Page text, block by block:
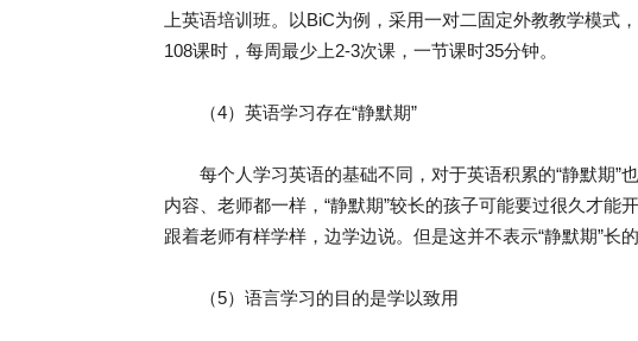
上英语培训班。以BiC为例，采用一对二固定外教教学模式
108课时，每周最少上2-3次课，一节课时35分钟。
（4）英语学习存在“静默期”
每个人学习英语的基础不同，对于英语积累的“静默期”
内容、老师都一样，“静默期”较长的孩子可能要过很久才能
跟着老师有样学样，边学边说。但是这并不表示“静默期”长
（5）语言学习的目的是学以致用